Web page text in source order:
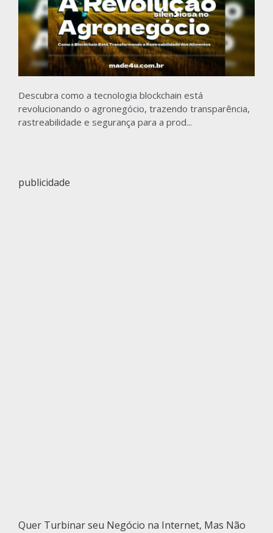
Descubra como a tecnologia blockchain está
revolucionando o agronegócio, trazendo transparência,
rastreabilidade e segurança para a prod...
publicidade
Quer Turbinar seu Negócio na Internet, Mas Não